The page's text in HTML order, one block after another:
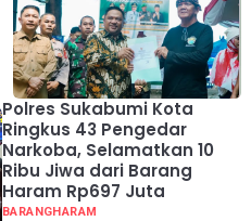
Polres Sukabumi Kota
Ringkus 43 Pengedar
Narkoba, Selamatkan 10
Ribu Jiwa dari Barang
Haram Rp697 Juta
BARANGHARAM